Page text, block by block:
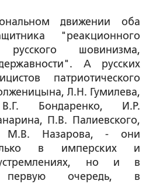
движении оба
"реакционного
русского шовинизма,
А русских
патриотического
Л.Н. Гумилева,
Бондаренко, И.Р.
П.В. Палиевского,
М.В. Назарова, - они
в имперских и
устремлениях, но и в
очередь, в